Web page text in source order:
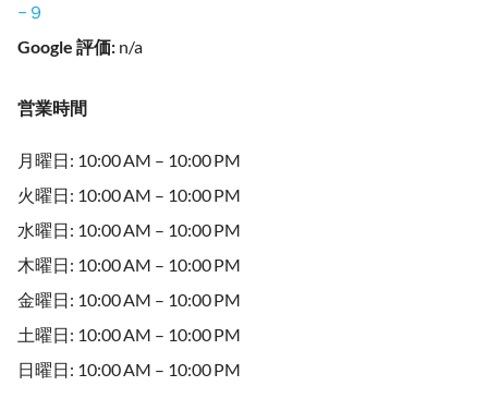
−９
Google 評価: n/a
営業時間
月曜日: 10:00 AM – 10:00 PM
火曜日: 10:00 AM – 10:00 PM
水曜日: 10:00 AM – 10:00 PM
木曜日: 10:00 AM – 10:00 PM
金曜日: 10:00 AM – 10:00 PM
土曜日: 10:00 AM – 10:00 PM
日曜日: 10:00 AM – 10:00 PM